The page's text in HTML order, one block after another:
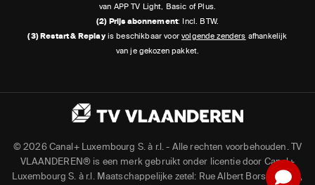
van APP TV Light, Basic of Plus.
(2) Prijs abonnement: Incl. BTW.
(3) Restart & Replayis beschikbaar voorvolgende zenders afhankelijk
van je gekozen pakket.
©2026 Canal+ Luxembourg S. à r.l. - Alle rechten voorbehouden. TV
VLAANDEREN® is een merk gebruikt onder licentie door Canal+
Luxembourg S. à r.l. Maatschappelijke zetel: Rue Albert Borschette 4,